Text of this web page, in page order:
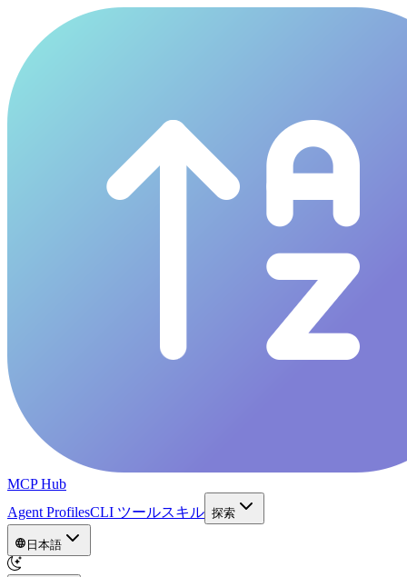
MCP Hub
Agent ProfilesCLI ツールスキル 探索
日本語